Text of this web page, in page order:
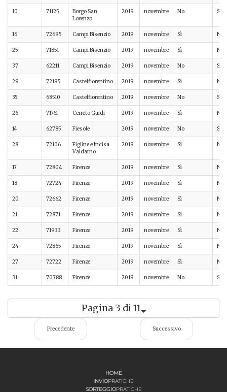
10 71125
Borgo San
Lorenzo
2019 novembre No Sì
16 72695 Campi Bisenzio 2019 novembre Sì No
25 71851 Campi Bisenzio 2019 novembre Sì No
37 62211 Campi Bisenzio 2019 novembre No Sì
29 72195 Castelfiorentino 2019 novembre Sì No
35 68510 Castelfiorentino 2019 novembre No Sì
26 71761 Cerreto Guidi 2019 novembre Sì No
14 62785 Fiesole 2019 novembre No Sì
28 72106
Figline e Incisa
Valdarno
2019 novembre Sì No
17 72804 Firenze 2019 novembre Sì No
18 72724 Firenze 2019 novembre Sì No
20 72662 Firenze 2019 novembre Sì No
21 72871 Firenze 2019 novembre Sì No
22 71933 Firenze 2019 novembre Sì No
24 72865 Firenze 2019 novembre Sì No
27 72722 Firenze 2019 novembre Sì No
31 70788 Firenze 2019 novembre No Sì
Pagina 3 di 11
Precedente Successivo
HOME
INVIOPRATICHE
SORTEGGIOPRATICHE